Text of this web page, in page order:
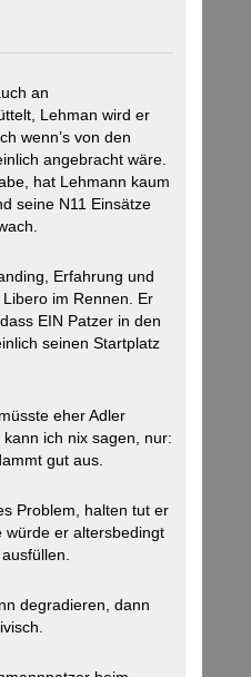
an
Lehman wird er
wenn’s von den
angebracht wäre.
hat Lehmann kaum
seine N11 Einsätze
Erfahrung und
im Rennen. Er
EIN Patzer in den
seinen Startplatz
eher Adler
ich nix sagen, nur:
gut aus.
Problem, halten tut er
würde er altersbedingt
degradieren, dann